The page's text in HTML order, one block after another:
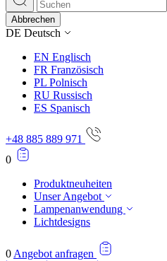
Abbrechen
DE Deutsch
EN Englisch
FR Französisch
PL Polnisch
RU Russisch
ES Spanisch
+48 885 889 971
0
Produktneuheiten
Unser Angebot
Lampenanwendung
Lichtdesigns
0 Angebot anfragen